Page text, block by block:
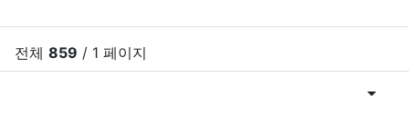
전체 859 / 1 페이지
게시